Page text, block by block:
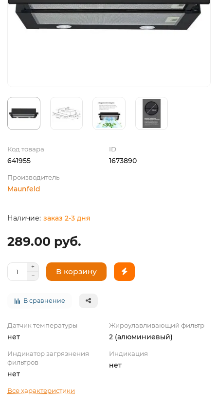
Код товара
641955
ID
1673890
Производитель
Maunfeld
заказ 2-3 дня
289.00 руб.
В корзину
В сравнение
Датчик температуры
нет
Жироулавливающий фильтр
2 (алюминиевый)
Индикатор загрязнения
фильтров
нет
Индикация
нет
Все характеристики